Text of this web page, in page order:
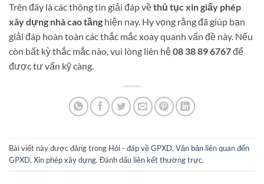
Trên đây là các thông tin giải đáp vềthủ tục xin giấy phép
xây dựng nhà cao tầng hiện nay. Hy vọng rằng đã giúp bạn
giải đáp hoàn toàn các thắc mắc xoay quanh vấn đề này. Nếu
còn bất kỳ thắc mắc nào, vui lòng liên hệ08 38 89 6767để
được tư vấn kỹ càng.
Bài viết này được đăng trong Hỏi - đáp về GPXD, Văn bản liên quan đến
GPXD, Xin phép xây dựng. Đánh dấu liên kết thường trực.